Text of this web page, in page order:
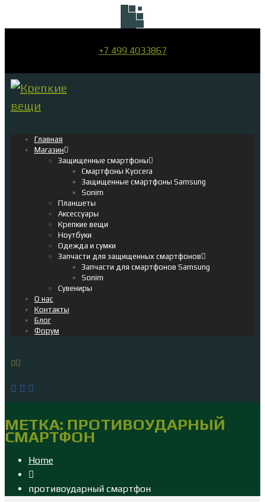
+7 499 4033867
Главная
Магазин
Защищенные смартфоны
Смартфоны Kyocera
Защищенные смартфоны Samsung
Sonim
Планшеты
Аксессуары
Крепкие вещи
Ноутбуки
Одежда и сумки
Запчасти для защищенных смартфонов
Запчасти для смартфонов Samsung
Sonim
Сувениры
О нас
Контакты
Блог
Форум
0
МЕТКА: ПРОТИВОУДАРНЫЙ
СМАРТФОН
Home
противоударный смартфон